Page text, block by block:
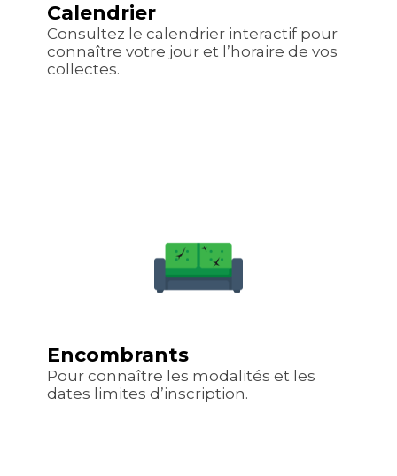
Calendrier
Consultez le calendrier interactif pour
connaître votre jour et l’horaire de vos
collectes.
Encombrants
Pour connaître les modalités et les
dates limites d’inscription.